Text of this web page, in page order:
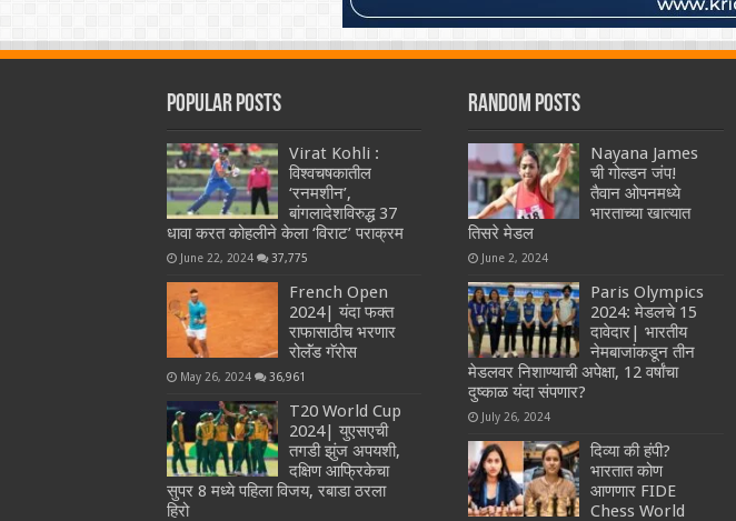
Popular Posts
Virat Kohli :
विश्वचषकातील
‘रनमशीन’,
बांगलादेशविरुद्ध 37
धावा करत कोहलीने केला ‘विराट’ पराक्रम
June 22, 2024 37,775
French Open
2024| यंदा फक्त
राफासाठीच भरणार
रोलॅंड गॅरोस
May 26, 2024 36,961
T20 World Cup
2024| युएसएची
तगडी झुंज अपयशी,
दक्षिण आफ्रिकेचा
सुपर 8 मध्ये पहिला विजय, रबाडा ठरला
हिरो
Random Posts
Nayana James
ची गोल्डन जंप!
तैवान ओपनमध्ये
भारताच्या खात्यात
तिसरे मेडल
June 2, 2024
Paris Olympics
2024: मेडलचे 15
दावेदार| भारतीय
नेमबाजांकडून तीन
मेडलवर निशाण्याची अपेक्षा, 12 वर्षांचा
दुष्काळ यंदा संपणार?
July 26, 2024
दिव्या की हंपी?
भारतात कोण
आणणार FIDE
Chess World